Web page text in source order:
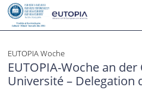
Skip
content
EUTOPIA Woche
EUTOPIA-Woche an der
Université – Delegation